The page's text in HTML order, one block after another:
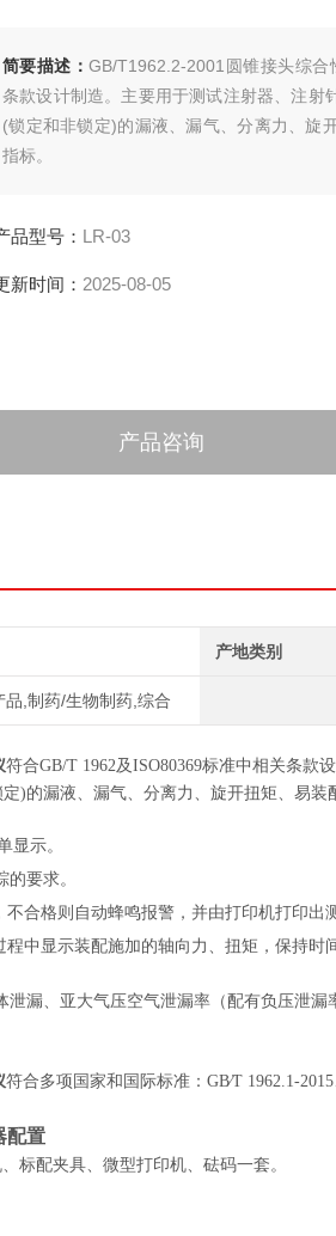
简要描述：GB/T1962.2-2001圆锥接头综
条款设计制造。主要用于测试注射器、注射
(锁定和非锁定)的漏液、漏气、分离力、旋
指标。
品型号： LR-03
新时间： 2025-08-05
产品咨询
产地类别
,制药/生物制药,综合
符合GB/T 1962及ISO80369标准中相关条款
)的漏液、漏气、分离力、旋开扭矩、易装
显示。
要求。
合格则自动蜂鸣报警，并由打印机打印出
中显示装配施加的轴向力、扭矩，保持
泄漏、亚大气压空气泄漏率（配有负压泄
符合多项国家和国际标准： GB∕T 1962.1-
配置
标配夹具、微型打印机、砝码一套。